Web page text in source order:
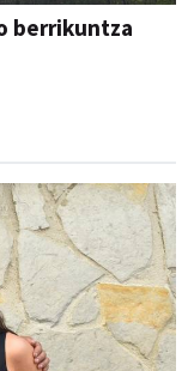
berrikuntza